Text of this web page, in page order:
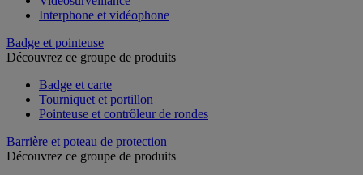
Interphone et vidéophone
Badge et pointeuse
Découvrez ce groupe de produits
Badge et carte
Tourniquet et portillon
Pointeuse et contrôleur de rondes
Barrière et poteau de protection
Découvrez ce groupe de produits